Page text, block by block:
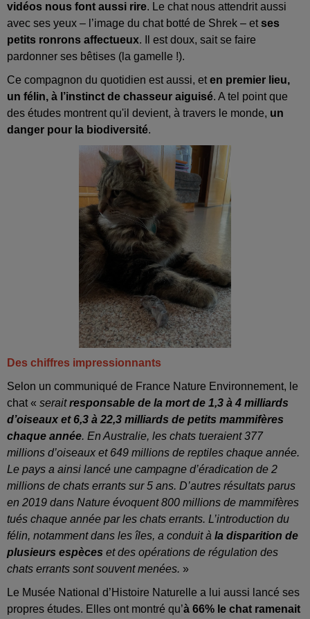
vidéos nous font aussi rire. Le chat nous attendrit aussi
avec ses yeux – l’image du chat botté de Shrek – etses
petits ronrons affectueux. Il est doux, sait se faire
pardonner ses bêtises (la gamelle !).
Ce compagnon du quotidien est aussi, eten premier lieu,
un félin, à l’instinct de chasseur aiguisé. A tel point que
des études montrent qu'il devient, à travers le monde, un
danger pour la biodiversité.
Des chiffres impressionnants
Selon un communiqué de France Nature Environnement, le
chat « seraitresponsable de la mort de 1,3 à 4 milliards
d’oiseaux et 6,3 à 22,3 milliards de petits mammifères
chaque année. En Australie, les chats tueraient 377
millions d’oiseaux et 649 millions de reptiles chaque année.
Le pays a ainsi lancé une campagne d’éradication de 2
millions de chats errants sur 5 ans. D’autres résultats parus
en 2019 dans Nature évoquent 800 millions de mammifères
tués chaque année par les chats errants. L’introduction du
félin, notamment dans les îles, a conduit à la disparition de
plusieurs espèces et des opérations de régulation des
chats errants sont souvent menées. »
Le Musée National d’Histoire Naturelle a lui aussi lancé ses
propres études. Elles ont montré qu’à 66% le chat ramenait